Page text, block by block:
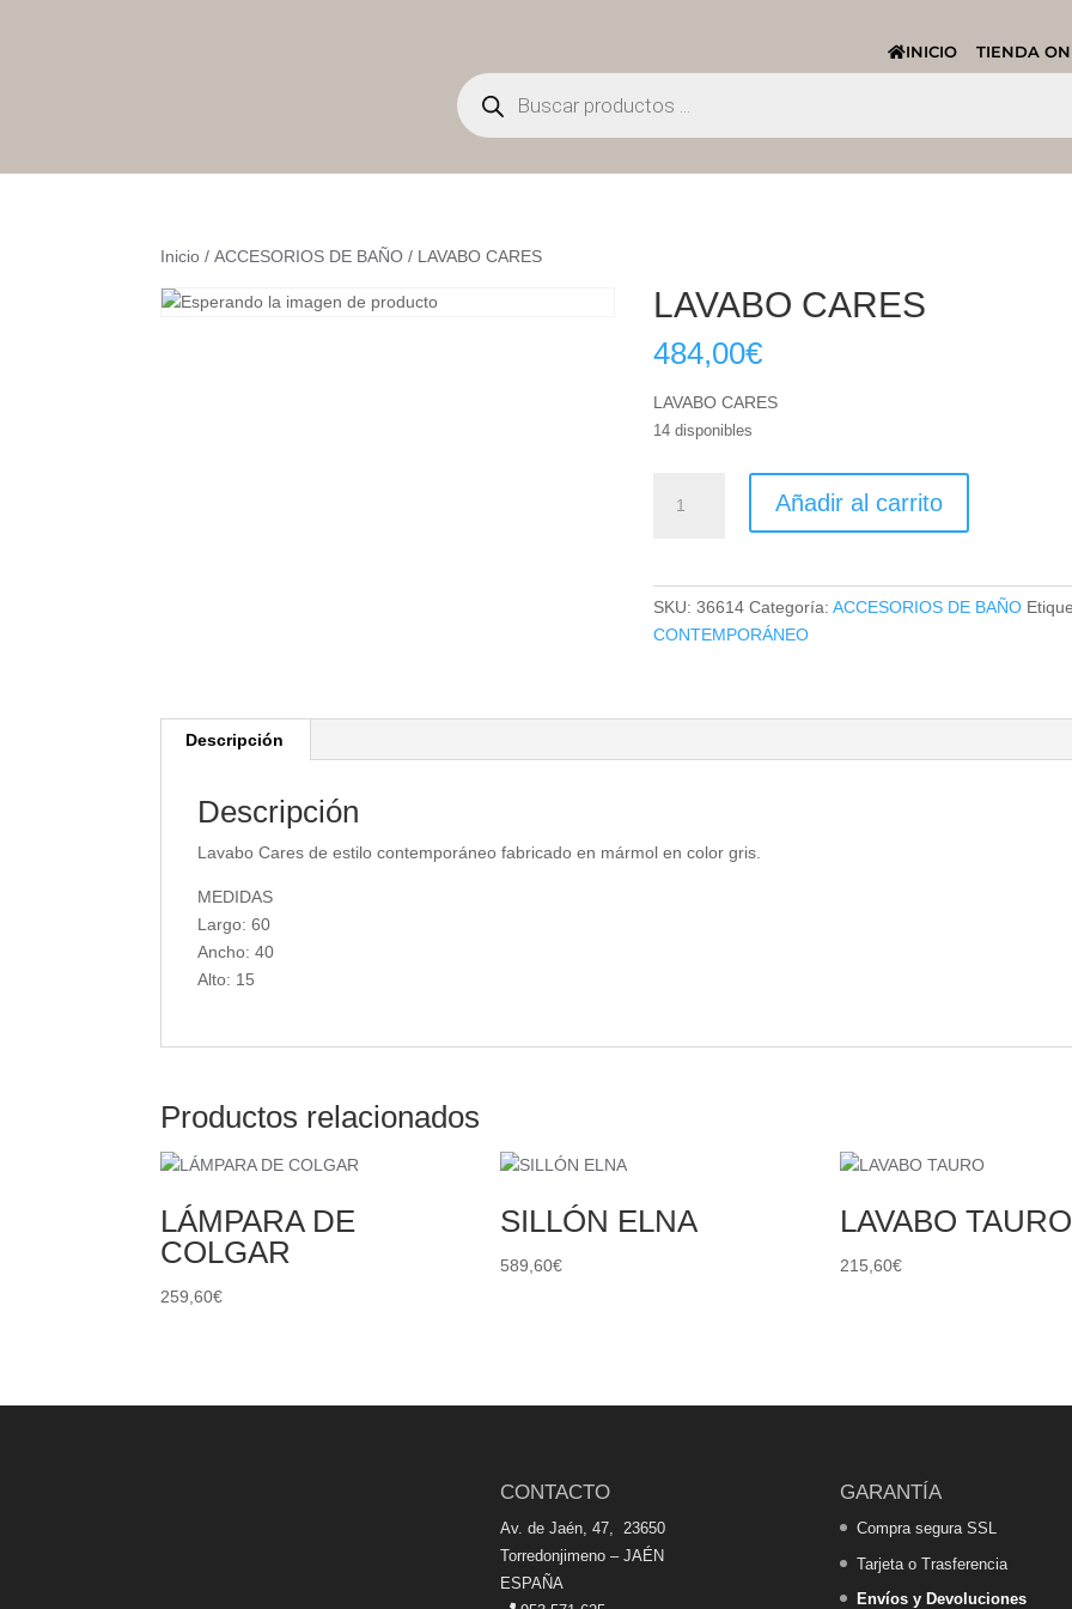
INICIO
TIENDA
Búsqueda
de
productos
Inicio /ACCESORIOS DE BAÑO / LAVABO CARES
LAVABO CARES
484,00€
LAVABO CARES
14 disponibles
CARES
Añadir al carrito
SKU:36614 Categoría:ACCESORIOS DE BAÑO
CONTEMPORÁNEO
Descripción
Descripción
Lavabo Cares de estilo contemporáneo fabricado en mármol en color gris.
MEDIDAS
Largo: 60
Ancho: 40
Alto: 15
Productos relacionados
LÁMPARA DE
COLGAR
259,60€
SILLÓN ELNA
589,60€
LAVABO TAURO
215,60€
CONTACTO
Av. de Jaén, 47, 23650
Torredonjimeno – JAÉN
ESPAÑA
GARANTÍA
Compra segura SSL
Tarjeta o Trasferencia
Envíos y Devoluciones